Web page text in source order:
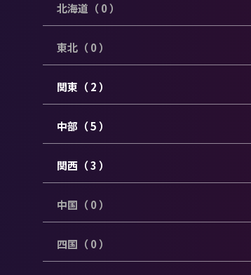
北海道（ 0 ）
東北（ 0 ）
関東（ 2 ）
中部（ 5 ）
関西（ 3 ）
中国（ 0 ）
四国（ 0 ）